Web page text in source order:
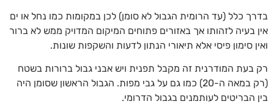
בדרך כלל (עד הרומית הגבול לא סומן) לכן במקומות כמו נחל או ים
אין בעיה לזהותו אך באזורים פתוחים המיקום המדויק ממש לא ברור
ואין סימון פיסי אלא תיאורי הנתון לדעות והשקפות שונות.
רק בעת המודרנית זה מקבל תפנית ויש אבני גבול ברורות בשטח
(רק במאה ה-20) כמו גם על גבי מפות. הגבול הראשון שסומן היה
בין הבריטים לעותמנים בגבול הדרומי.